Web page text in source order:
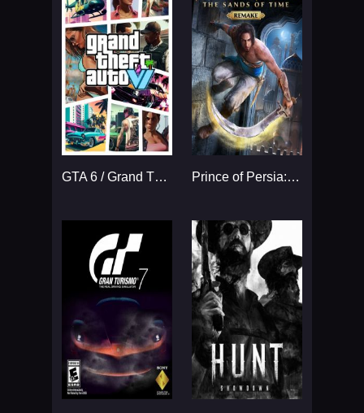
GTA 6 / Grand Theft Auto VI Prince of Persia: The Sands